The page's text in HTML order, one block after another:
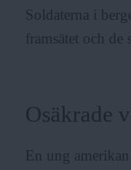
Soldaterna i
framsätet och de
Osäkrade
En ung